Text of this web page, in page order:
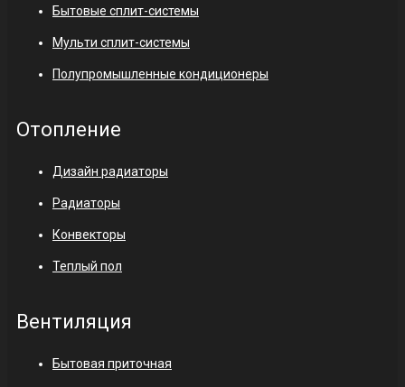
Бытовые сплит-системы
Мульти сплит-системы
Полупромышленные кондиционеры
Отопление
Дизайн радиаторы
Радиаторы
Конвекторы
Теплый пол
Вентиляция
Бытовая приточная